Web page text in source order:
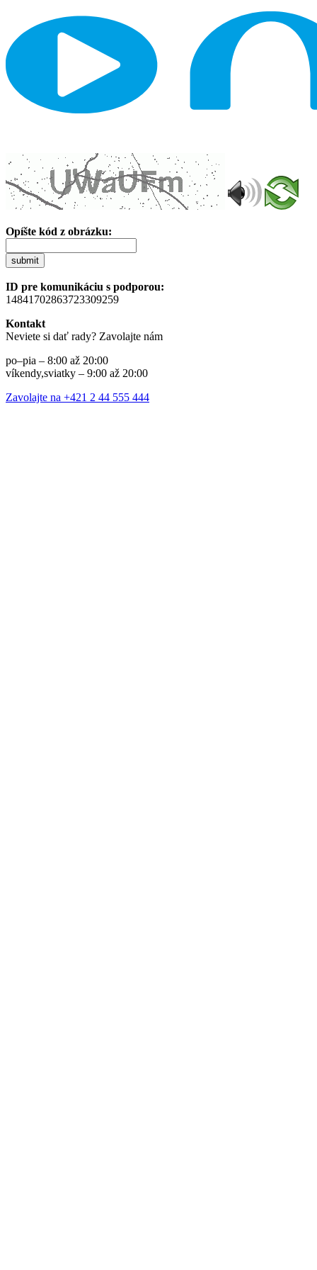
Opíšte kód z obrázku:
submit
ID pre komunikáciu s podporou:
14841702863723309259
Kontakt
Neviete si dať rady? Zavolajte nám
po–pia – 8:00 až 20:00
víkendy,sviatky – 9:00 až 20:00
Zavolajte na +421 2 44 555 444